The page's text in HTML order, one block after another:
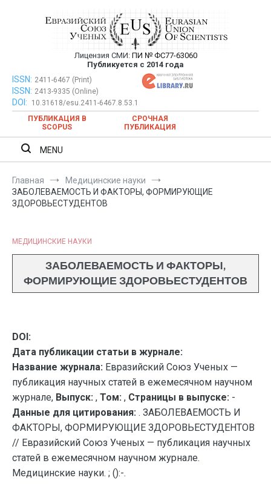
Евразийский Союз Ученых —
публикация научных статей в
ежемесячном научном журнале
Лицензия СМИ: ПИ № ФС77-63060
Публикуется с 2014 года
Евразийский Союз Ученых — публикация научных статей в
ежемесячном научном журнале
ISSN: 2411-6467 (Print)
ISSN: 2413-9335 (Online)
DOI:
10.31618/esu.2411-6467.8.53.1
ПУБЛИКАЦИЯ В
SCOPUS
СРОЧНАЯ
ПУБЛИКАЦИЯ
MENU
Главная
Медицинские науки
ЗАБОЛЕВАЕМОСТЬ И ФАКТОРЫ, ФОРМИРУЮЩИЕ
ЗДОРОВЬЕСТУДЕНТОВ
МЕДИЦИНСКИЕ НАУКИ
ЗАБОЛЕВАЕМОСТЬ И ФАКТОРЫ,
ФОРМИРУЮЩИЕ ЗДОРОВЬЕСТУДЕНТОВ
DOI:
Дата публикации статьи в журнале:
Название журнала: Евразийский Союз Ученых —
публикация научных статей в ежемесячном научном
журнале, Выпуск: , Том: , Страницы в выпуске: -
Данные для цитирования: . ЗАБОЛЕВАЕМОСТЬ И
ФАКТОРЫ, ФОРМИРУЮЩИЕ ЗДОРОВЬЕСТУДЕНТОВ
// Евразийский Союз Ученых — публикация научных
статей в ежемесячном научном журнале.
Медицинские науки. ; ():-.